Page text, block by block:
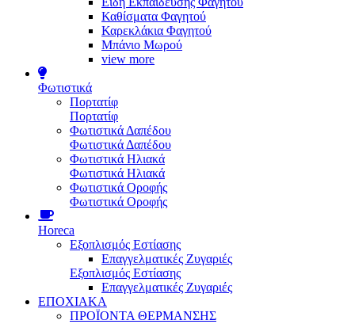
Καθίσματα Φαγητού
Καρεκλάκια Φαγητού
Μπάνιο Μωρού
view more
Φωτιστικά
Πορτατίφ
Πορτατίφ
Φωτιστικά Δαπέδου
Φωτιστικά Δαπέδου
Φωτιστικά Ηλιακά
Φωτιστικά Ηλιακά
Φωτιστικά Οροφής
Φωτιστικά Οροφής
Horeca
Εξοπλισμός Εστίασης
Επαγγελματικές Ζυγαριές
Εξοπλισμός Εστίασης
Επαγγελματικές Ζυγαριές
ΕΠΟΧΙΑΚΑ
ΠΡΟΪΟΝΤΑ ΘΕΡΜΑΝΣΗΣ